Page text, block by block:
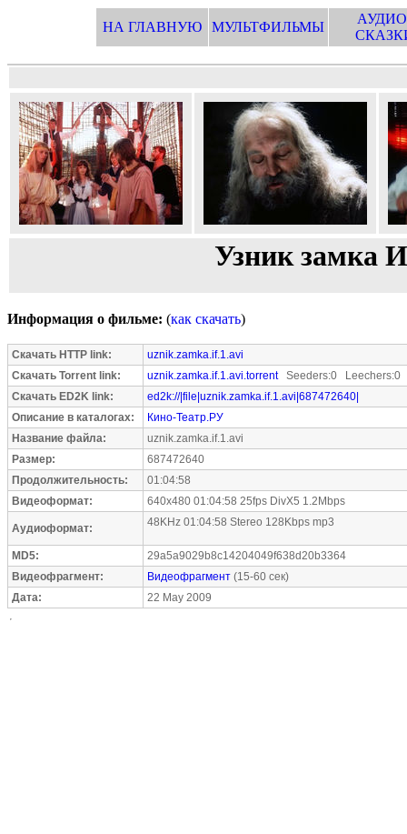
НА ГЛАВНУЮ МУЛЬТФИЛЬМЫ
Узник замка
Информация о фильме: (как скачать)
Скачать HTTP link:
uznik.zamka.if.1.avi
Скачать Torrent link:
uznik.zamka.if.1.avi.torrentSeeders:0 Leechers:0
Скачать ED2K link:
ed2k://|file|uznik.zamka.if.1.avi|687472640|
Описание в каталогах:
Кино-Театр.РУ
Название файла:
uznik.zamka.if.1.avi
Размер:
687472640
Продолжительность:
01:04:58
Видеоформат:
640x480 01:04:58 25fps DivX5 1.2Mbps
Аудиоформат: 48KHz 01:04:58 Stereo 128Kbps mp3
MD5:
29a5a9029b8c14204049f638d20b3364
Видеофрагмент:
Видеофрагмент (15-60 сек)
Дата:
22 May 2009